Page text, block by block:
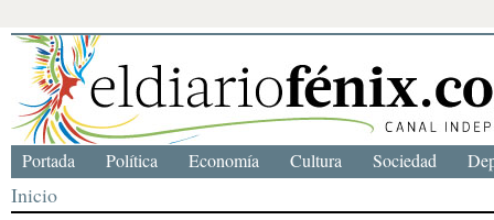
Inicio
Portada Política Economía Cultura Sociedad